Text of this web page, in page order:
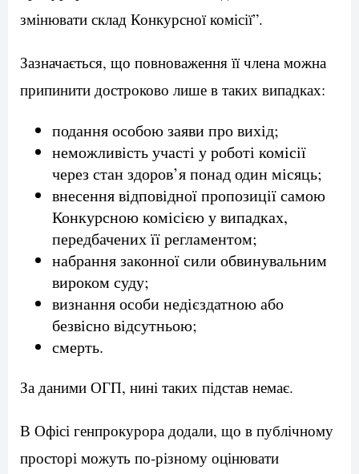
змінювати склад Конкурсної комісії”.
Зазначається, що повноваження її члена можна
припинити достроково лише в таких випадках:
подання особою заяви про вихід;
неможливість участі у роботі комісії
через стан здоров’я понад один місяць;
внесення відповідної пропозиції самою
Конкурсною комісією у випадках,
передбачених її регламентом;
набрання законної сили обвинувальним
вироком суду;
визнання особи недієздатною або
безвісно відсутньою;
смерть.
За даними ОГП, нині таких підстав немає.
В Офісі генпрокурора додали, що в публічному
просторі можуть по-різному оцінювати